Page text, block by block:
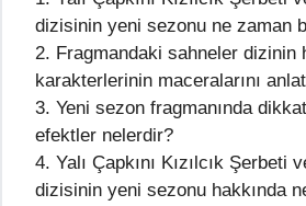
dizisinin yeni sezonu ne zaman
2. Fragmandaki sahneler dizinin
karakterlerinin maceralarını
3. Yeni sezon fragmanında
efektler nelerdir?
4. Yalı Çapkını Kızılcık Şerbeti
dizisinin yeni sezonu hakkında